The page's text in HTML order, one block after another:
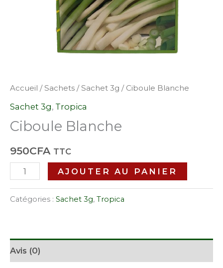
Accueil /Sachets /Sachet 3g / Ciboule Blanche
Sachet 3g, Tropica
Ciboule Blanche
950CFA TTC
AJOUTER AU PANIER
Catégories : Sachet 3g, Tropica
Avis (0)